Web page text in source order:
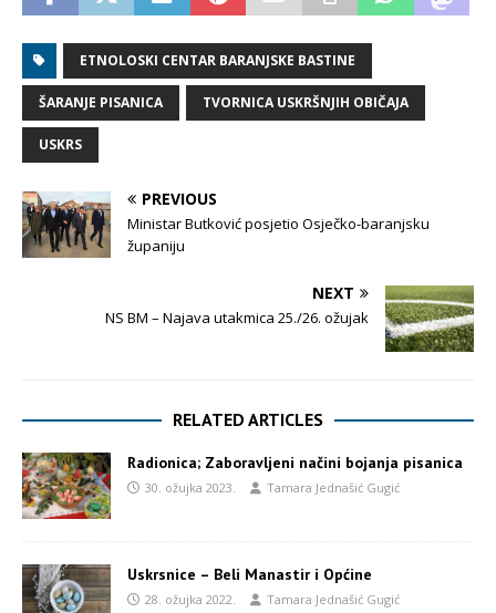
ETNOLOSKI CENTAR BARANJSKE BASTINE
ŠARANJE PISANICA TVORNICA USKRŠNJIH OBIČAJA
USKRS
PREVIOUS
Ministar Butković posjetio Osječko-baranjsku
županiju
NEXT
NS BM – Najava utakmica 25./26. ožujak
RELATED ARTICLES
Radionica; Zaboravljeni načini bojanja pisanica
30. ožujka 2023. Tamara Jednašić Gugić
Uskrsnice – Beli Manastir i Općine
28. ožujka 2022. Tamara Jednašić Gugić